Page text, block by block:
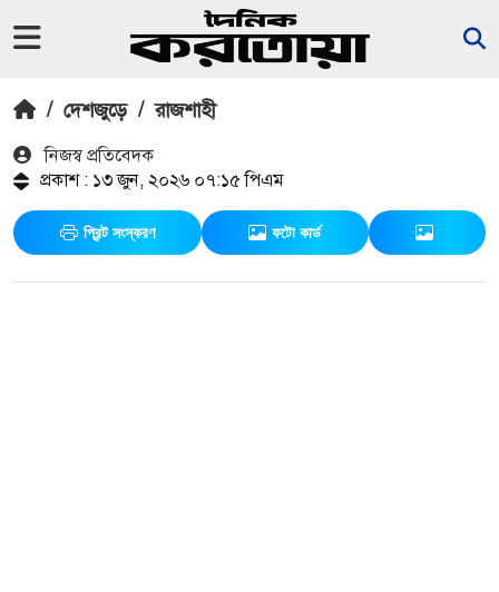
/ দেশজুড়ে / রাজশাহী
নিজস্ব প্রতিবেদক
প্রকাশ : ১৩ জুন, ২০২৬ ০৭:১৫ পিএম
প্রিন্ট সংস্করণ ফটো কার্ড